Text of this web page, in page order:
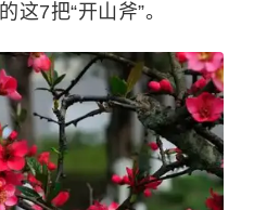
的这7把“开山斧”。